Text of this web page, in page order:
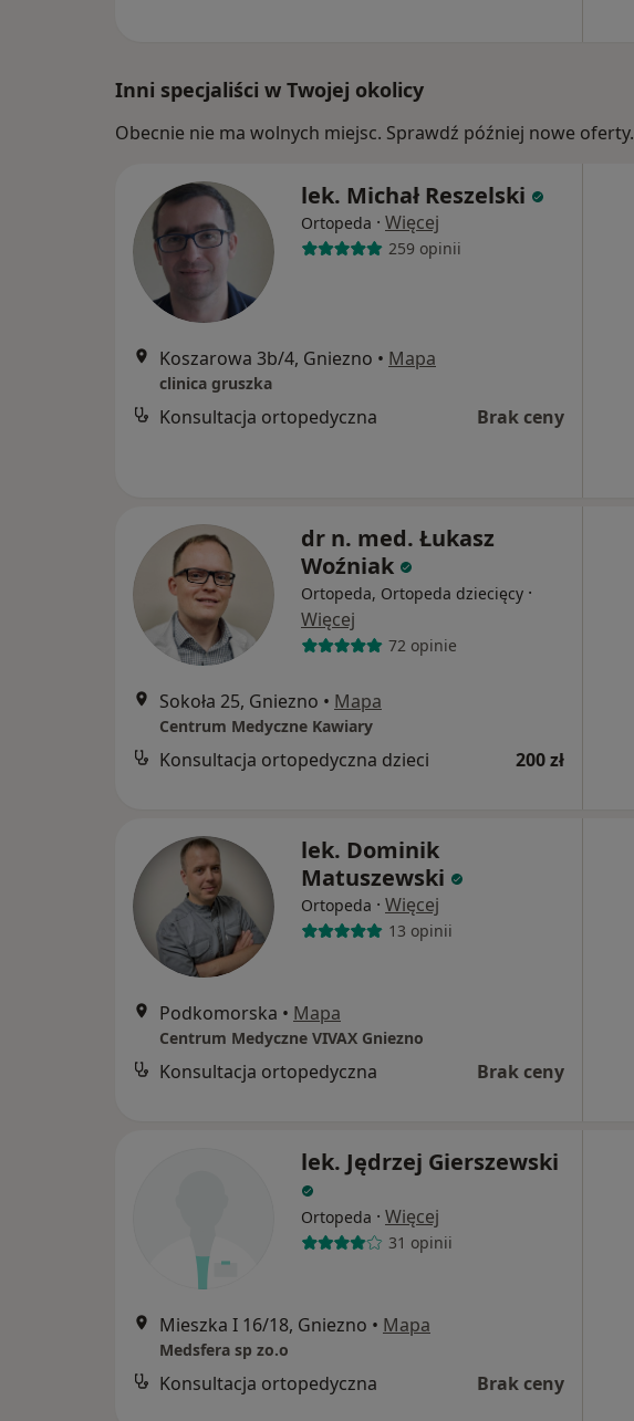
Inni specjaliści w Twojej okolicy
Obecnie nie ma wolnych miejsc. Sprawdź później nowe oferty.
lek. Michał Reszelski
Ortopeda · Więcej
259 opinii
Koszarowa 3b/4, Gniezno • Mapa
clinica gruszka
Konsultacja ortopedyczna Brak ceny
dr n. med. Łukasz
Woźniak
Ortopeda, Ortopeda dziecięcy ·
Więcej
72 opinie
Sokoła 25, Gniezno • Mapa
Centrum Medyczne Kawiary
Konsultacja ortopedyczna dzieci 200 zł
lek. Dominik
Matuszewski
Ortopeda · Więcej
13 opinii
Podkomorska • Mapa
Centrum Medyczne VIVAX Gniezno
Konsultacja ortopedyczna Brak ceny
lek. Jędrzej Gierszewski
Ortopeda · Więcej
31 opinii
Mieszka I 16/18, Gniezno • Mapa
Medsfera sp zo.o
Konsultacja ortopedyczna Brak ceny